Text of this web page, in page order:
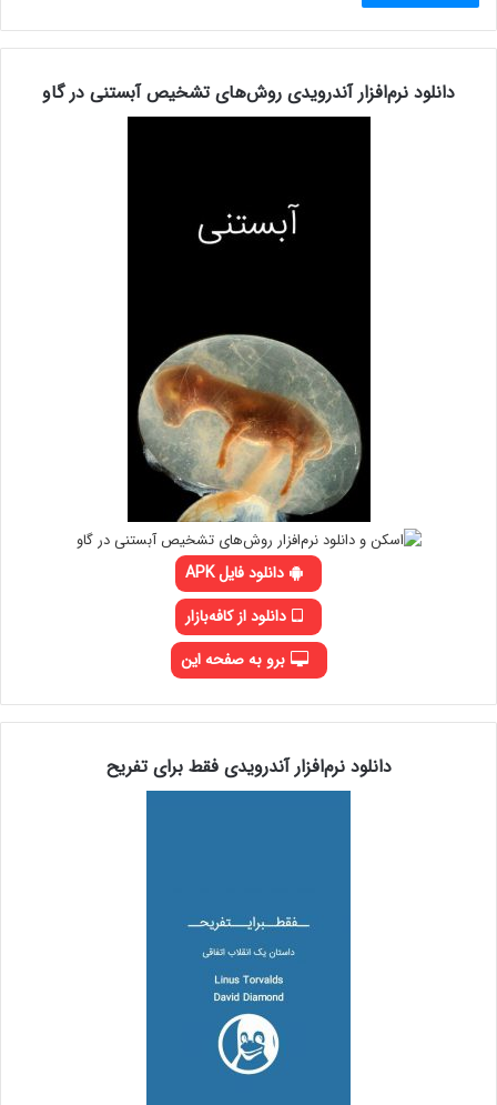
دانلود نرم‌افزار آندرویدی روش‌های تشخیص آبستنی در گاو
دانلود فایل APK
دانلود از کافه‌بازار
برو به صفحه این
دانلود نرم‌افزار آندرویدی فقط برای تفریح